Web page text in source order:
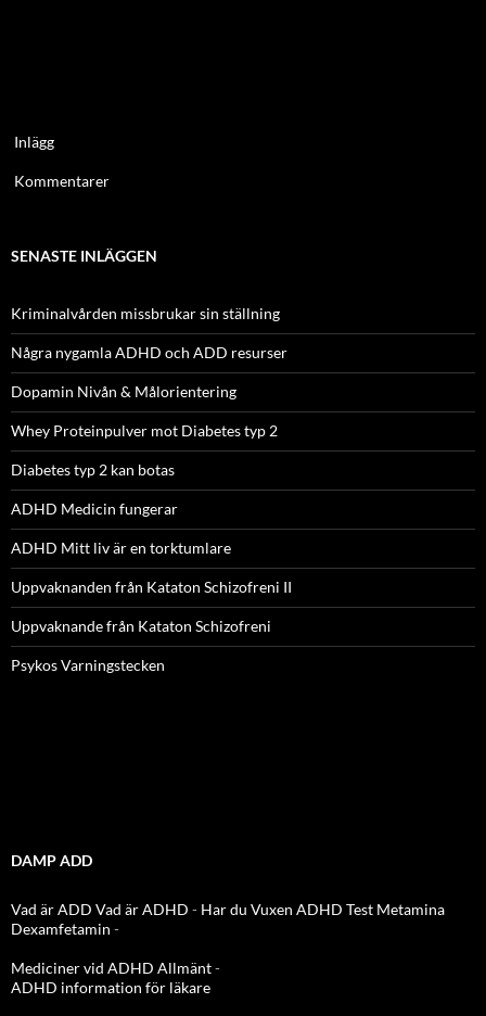
Inlägg
Kommentarer
SENASTE INLÄGGEN
Kriminalvården missbrukar sin ställning
Några nygamla ADHD och ADD resurser
Dopamin Nivån & Målorientering
Whey Proteinpulver mot Diabetes typ 2
Diabetes typ 2 kan botas
ADHD Medicin fungerar
ADHD Mitt liv är en torktumlare
Uppvaknanden från Kataton Schizofreni II
Uppvaknande från Kataton Schizofreni
Psykos Varningstecken
DAMP ADD
Vad är ADD Vad är ADHD - Har du Vuxen ADHD Test Metamina
Dexamfetamin -
Mediciner vid ADHD Allmänt-
ADHD information för läkare